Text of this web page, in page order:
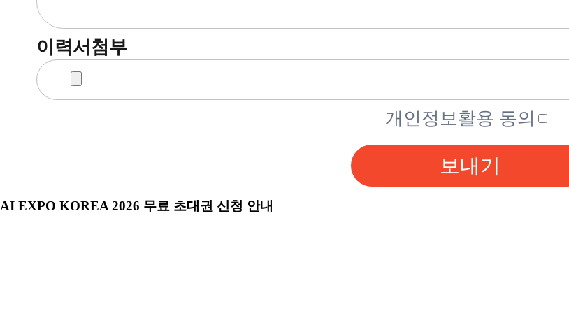
이력서첨부
개인정보활용 동의
보내기
AI EXPO KOREA 2026 무료 초대권 신청 안내